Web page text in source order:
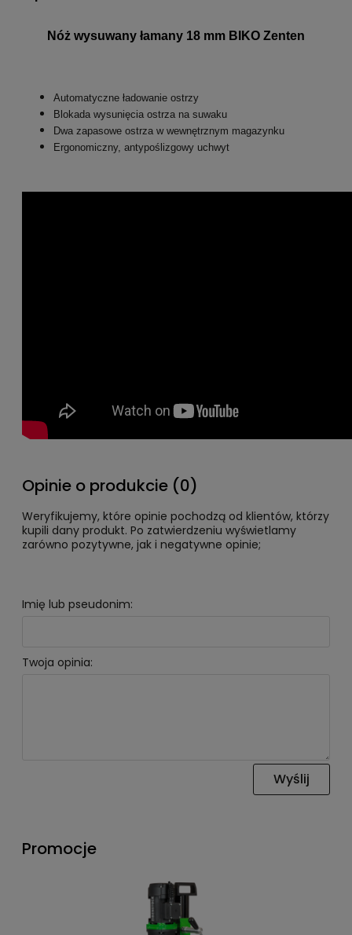
Nóż wysuwany łamany 18 mm BIKO Zenten
Automatyczne ładowanie ostrzy
Blokada wysunięcia ostrza na suwaku
Dwa zapasowe ostrza w wewnętrznym magazynku
Ergonomiczny, antypoślizgowy uchwyt
Opinie o produkcie (0)
Weryfikujemy, które opinie pochodzą od klientów, którzy
kupili dany produkt. Po zatwierdzeniu wyświetlamy
zarówno pozytywne, jak i negatywne opinie;
Imię lub pseudonim:
Twoja opinia:
Wyślij
Promocje